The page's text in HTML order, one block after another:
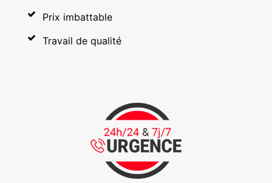
Prix imbattable
Travail de qualité